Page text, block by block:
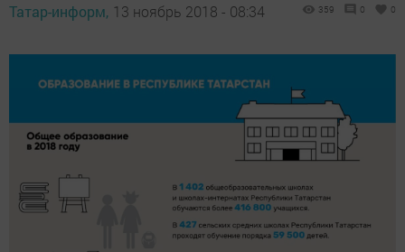
Татар-информ, 13 ноябрь 2018 - 08:34 359 0 0